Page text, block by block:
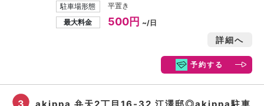
駐車場形態
平置き
最大料金
500円 ~/日
詳細へ
予約する
3